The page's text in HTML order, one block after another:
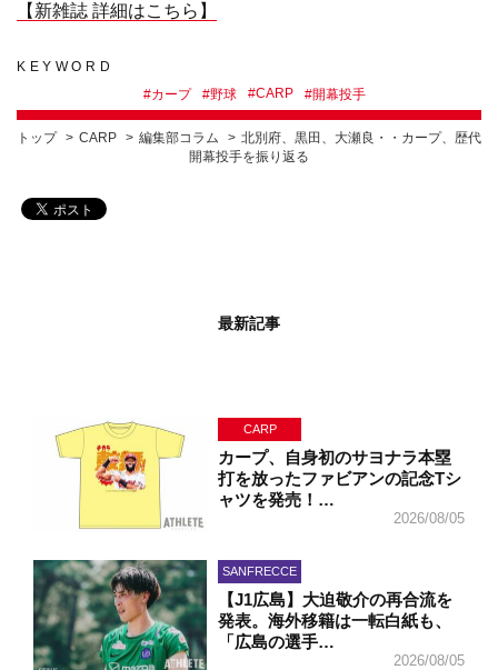
【新雑誌 詳細はこちら】
KEYWORD
#カープ #野球 #CARP #開幕投手
トップ CARP 編集部コラム
北別府、黒田、大瀬良・・カープ、歴代
開幕投手を振り返る
最新記事
CARP
カープ、自身初のサヨナラ本塁
打を放ったファビアンの記念Tシ
ャツを発売！…
2026/08/05
SANFRECCE
【J1広島】大迫敬介の再合流を
発表。海外移籍は一転白紙も、
「広島の選手…
2026/08/05